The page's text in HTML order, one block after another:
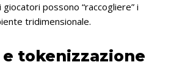
possono “raccogliere” i
tridimensionale.
tokenizzazione